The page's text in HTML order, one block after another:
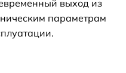
выход из
параметрам